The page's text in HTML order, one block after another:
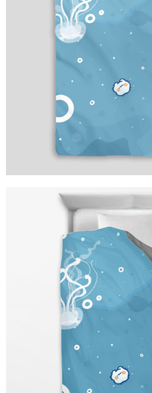
用戶於交易時，得透過本服務購買商品或
買賣價金債權讓與本公司後，依約使用本
2.基於同意付款使用「大哥付你分期」之
資料（包含姓名、電話或地址）提供予台
由本公司與您本人進行分期帳單所需資料
3.完整用戶服務條款，請詳閱以下連結：
購買商品的店家。未經商家同意取消之訂
後付繳納相關費用。
※ 交易是否成功請以「AFTEE先享後付 」
是否繳費成功／繳費後需取消欲退款等相
https://
１．透過由恩沛科技股份有限公司提供之
易，需依本服務之必要範圍內提供個人資
權轉讓予恩沛科技股份有限公司。
２．關於個人資料處理事宜，請瀏覽以下網
３．未成年的使用者請事先徵得法定代理
「AFTEE先享後付」，若未經同意申辦者
請求用戶進行身份認證。
５．嚴禁一人註冊多個帳號或使用他人資
恩沛科技股份有限公司將有權停止該用戶
每筆NT$100，滿NT$1,000(含以上)免
京站台北店客服中心(1F星巴克旁) 即
請自備購物袋，若需購買紙袋可現場詢